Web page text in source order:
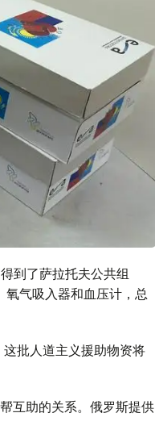
到了萨拉托夫公共组
气吸入器和血压计，总
批人道主义援助物资将
互助的关系。俄罗斯提供